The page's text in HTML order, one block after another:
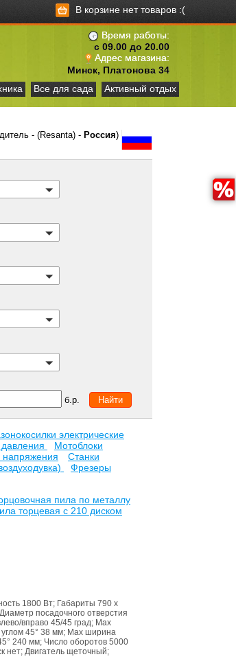
В корзине нет товаров :(
Время работы:
с 09.00 до 20.00
Адрес магазина:
Минск, Платонова 34
Все для сада Активный отдых
- (Resanta) - Россия)
б.р.
электрические
Мотоблоки
напряжения
Станки
Фрезеры
пила по металлу
торцевая с 210 диском
1800 Вт; Габариты 790 x
Диаметр посадочного отверстия
вправо 45/45 град; Max
45° 38 мм; Max ширина
240 мм; Число оборотов 5000
нет; Двигатель щеточный;